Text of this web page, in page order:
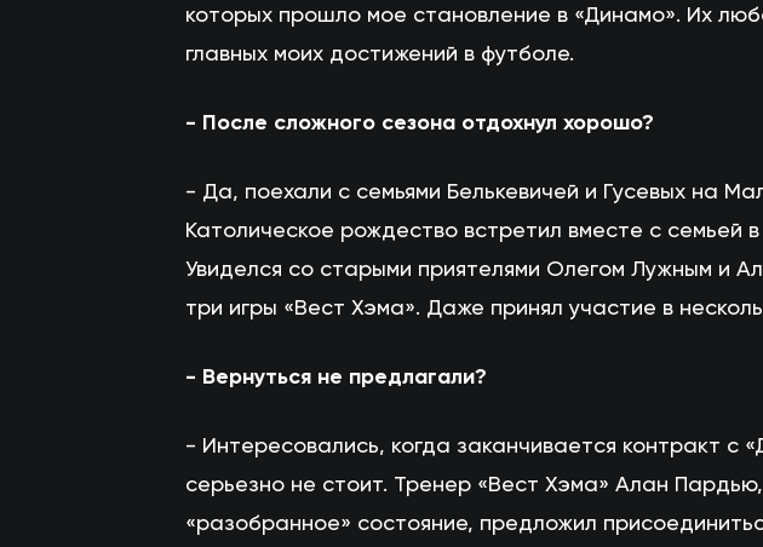
которых прошло мое становление в «Динамо». Их
главных моих достижений в футболе.
- После сложного сезона отдохнул хорошо?
- Да, поехали с семьями Белькевичей и Гусевых на
Католическое рождество встретил вместе с семьей
Увиделся со старыми приятелями Олегом Лужным и
три игры «Вест Хэма». Даже принял участие в
- Вернуться не предлагали?
- Интересовались, когда заканчивается контракт с
серьезно не стоит. Тренер «Вест Хэма» Алан
«разобранное» состояние, предложил